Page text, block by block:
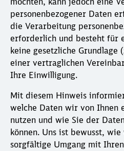
personenbezogener Daten
die Verarbeitung
erforderlich und besteht für
keine gesetzliche Grundlage
einer vertraglichen
Ihre Einwilligung.
Mit diesem Hinweis
welche Daten wir von Ihnen
nutzen und wie Sie der
können. Uns ist bewusst,
sorgfältige Umgang mit